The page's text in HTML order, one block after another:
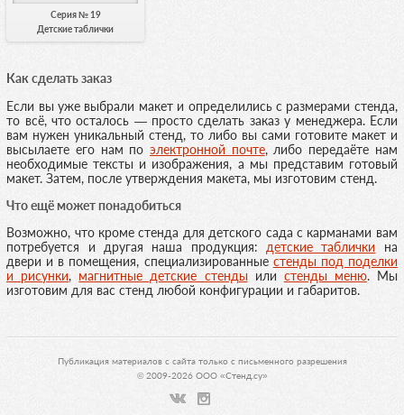
Серия № 19
Детские таблички
Как сделать заказ
Если вы уже выбрали макет и определились с размерами стенда,
то всё, что осталось — просто сделать заказ у менеджера. Если
вам нужен уникальный стенд, то либо вы сами готовите макет и
высылаете его нам по электронной почте, либо передаёте нам
необходимые тексты и изображения, а мы представим готовый
макет. Затем, после утверждения макета, мы изготовим стенд.
Что ещё может понадобиться
Возможно, что кроме стенда для детского сада с карманами вам
потребуется и другая наша продукция: детские таблички на
двери и в помещения, специализированные стенды под поделки
и рисунки, магнитные детские стендыили стенды меню. Мы
изготовим для вас стенд любой конфигурации и габаритов.
Публикация материалов с сайта только с письменного разрешения
© 2009-2026 ООО «Стенд.су»